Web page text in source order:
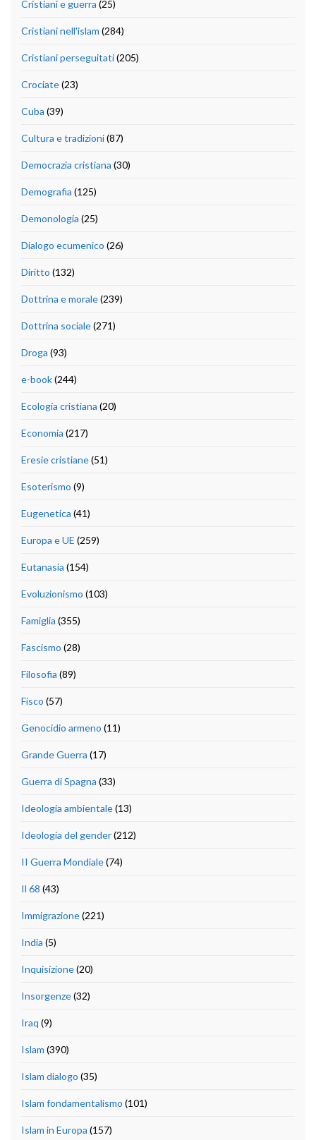
Cristiani e guerra (25)
Cristiani nell'islam (284)
Cristiani perseguitati(205)
Crociate(23)
Cuba (39)
Cultura e tradizioni(87)
Democrazia cristiana (30)
Demografia (125)
Demonologia (25)
Dialogo ecumenico (26)
Diritto (132)
Dottrina e morale(239)
Dottrina sociale(271)
Droga (93)
e-book(244)
Ecologia cristiana (20)
Economia (217)
Eresie cristiane(51)
Esoterismo (9)
Eugenetica (41)
Europa e UE (259)
Eutanasia (154)
Evoluzionismo (103)
Famiglia (355)
Fascismo (28)
Filosofia (89)
Fisco (57)
Genocidio armeno (11)
Grande Guerra (17)
Guerra di Spagna (33)
Ideologia ambientale(13)
Ideologia del gender(212)
II Guerra Mondiale(74)
Il 68 (43)
Immigrazione(221)
India (5)
Inquisizione(20)
Insorgenze(32)
Iraq (9)
Islam (390)
Islam dialogo (35)
Islam fondamentalismo (101)
Islam in Europa (157)